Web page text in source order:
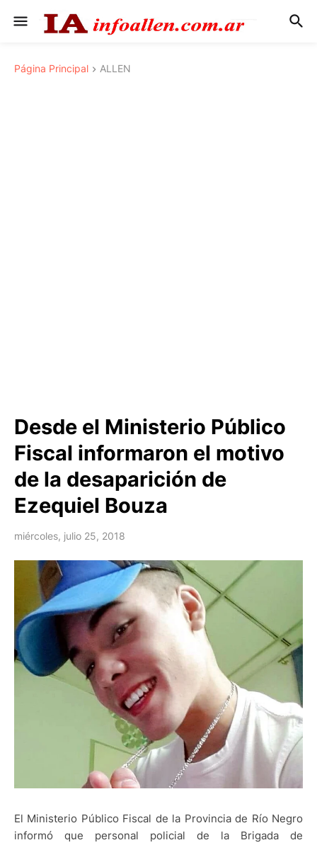
Página Principal ALLEN
Desde el Ministerio Público
Fiscal informaron el motivo
de la desaparición de
Ezequiel Bouza
miércoles, julio 25, 2018
El Ministerio Público Fiscal de la Provincia de Río Negro
informó que personal policial de la Brigada de